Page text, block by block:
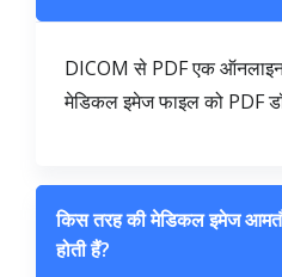
DICOM से PDF एक
मेडिकल इमेज फाइल को PDF
किस तरह की मेडिकल इमेज
होती हैं?